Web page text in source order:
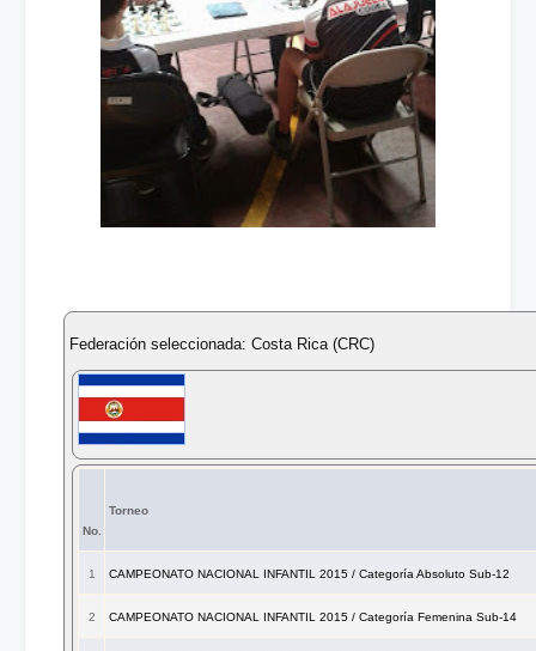
Federación seleccionada: Costa Rica (CRC)
No.
Torneo
1 CAMPEONATO NACIONAL INFANTIL 2015 / Categoría Absoluto Sub-12
2 CAMPEONATO NACIONAL INFANTIL 2015 / Categoría Femenina Sub-14